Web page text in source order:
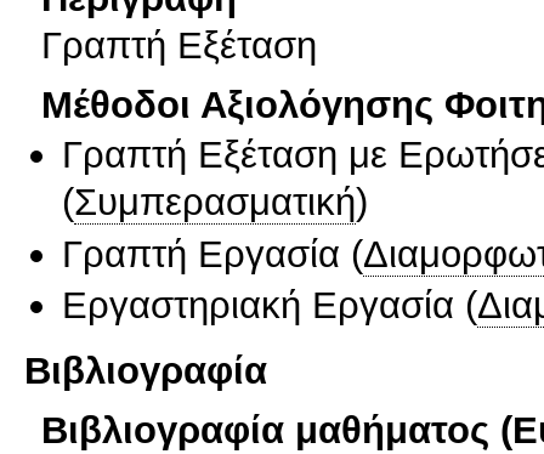
Γραπτή Εξέταση
Μέθοδοι Αξιολόγησης
Γραπτή Εξέταση με
(Συμπερασματική)
Γραπτή Εργασία (
Εργαστηριακή Εργασία (
Βιβλιογραφία
Βιβλιογραφία μαθήματος